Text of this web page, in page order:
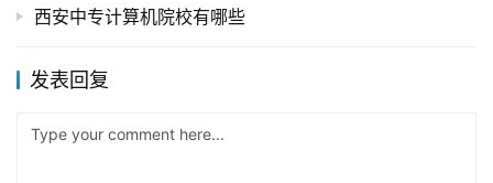
西安中专计算机院校有哪些
发表回复